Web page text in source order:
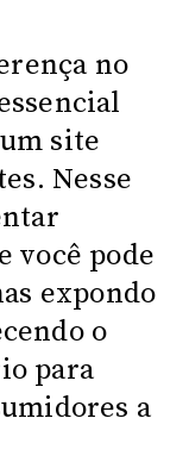
no
site
Nesse
você pode
expondo
o
para
a